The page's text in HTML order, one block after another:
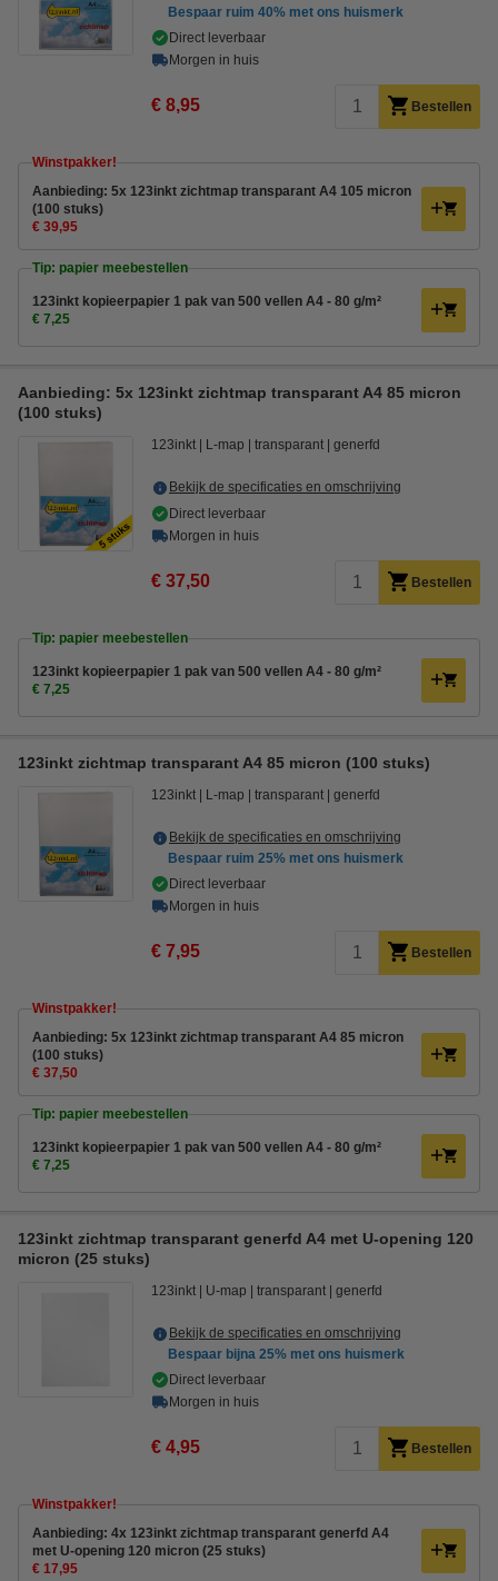
Bespaar ruim 40% met ons huismerk
Direct leverbaar
Morgen in huis
€ 8,95 Bestellen
Winstpakker!
Aanbieding: 5x 123inkt zichtmap transparant A4 105 micron
(100 stuks)
€ 39,95
Tip: papier meebestellen
123inkt kopieerpapier 1 pak van 500 vellen A4 - 80 g/m²
€ 7,25
Aanbieding: 5x 123inkt zichtmap transparant A4 85 micron
(100 stuks)
123inkt L-map transparant generfd
Bekijk de specificaties en omschrijving
Direct leverbaar
Morgen in huis
€ 37,50 Bestellen
Tip: papier meebestellen
123inkt kopieerpapier 1 pak van 500 vellen A4 - 80 g/m²
€ 7,25
123inkt zichtmap transparant A4 85 micron (100 stuks)
123inkt L-map transparant generfd
Bekijk de specificaties en omschrijving
Bespaar ruim 25% met ons huismerk
Direct leverbaar
Morgen in huis
€ 7,95 Bestellen
Winstpakker!
Aanbieding: 5x 123inkt zichtmap transparant A4 85 micron
(100 stuks)
€ 37,50
Tip: papier meebestellen
123inkt kopieerpapier 1 pak van 500 vellen A4 - 80 g/m²
€ 7,25
123inkt zichtmap transparant generfd A4 met U-opening 120
micron (25 stuks)
123inkt U-map transparant generfd
Bekijk de specificaties en omschrijving
Bespaar bijna 25% met ons huismerk
Direct leverbaar
Morgen in huis
€ 4,95 Bestellen
Winstpakker!
Aanbieding: 4x 123inkt zichtmap transparant generfd A4
met U-opening 120 micron (25 stuks)
€ 17,95